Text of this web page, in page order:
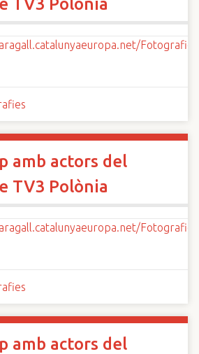
TV3 Polònia
amb actors del
TV3 Polònia
amb actors del